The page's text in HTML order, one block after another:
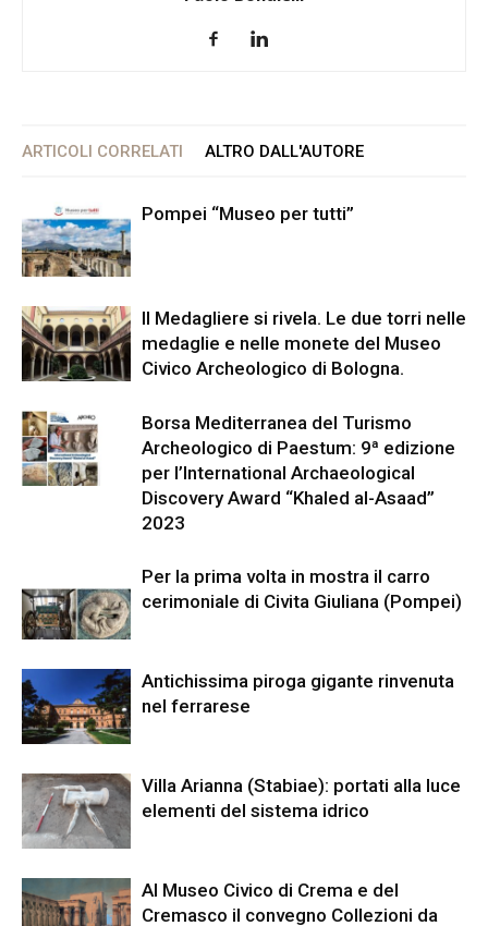
ARTICOLI CORRELATI ALTRO DALL'AUTORE
Pompei “Museo per tutti”
Il Medagliere si rivela. Le due torri nelle
medaglie e nelle monete del Museo
Civico Archeologico di Bologna.
Borsa Mediterranea del Turismo
Archeologico di Paestum: 9ª edizione
per l’International Archaeological
Discovery Award “Khaled al-Asaad”
2023
Per la prima volta in mostra il carro
cerimoniale di Civita Giuliana (Pompei)
Antichissima piroga gigante rinvenuta
nel ferrarese
Villa Arianna (Stabiae): portati alla luce
elementi del sistema idrico
Al Museo Civico di Crema e del
Cremasco il convegno Collezioni da